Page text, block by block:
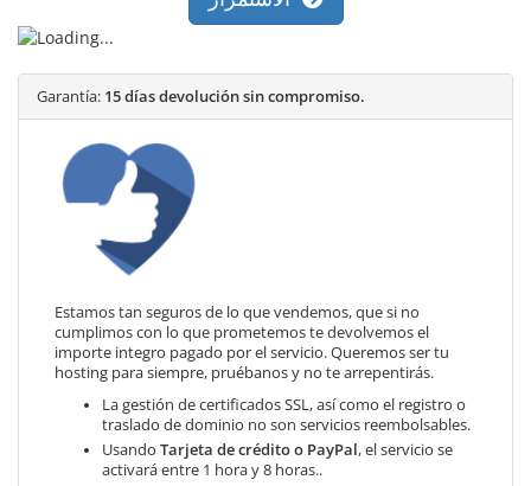
Garantía: 15 días devolución sin compromiso.
Estamos tan seguros de lo que vendemos, que si no
cumplimos con lo que prometemos te devolvemos el
importe integro pagado por el servicio. Queremos ser tu
hosting para siempre, pruébanos y no te arrepentirás.
La gestión de certificados SSL, así como el registro o
traslado de dominio no son servicios reembolsables.
Usando Tarjeta de crédito o PayPal, el servicio se
activará entre 1 hora y 8 horas..